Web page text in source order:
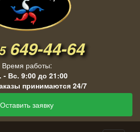
649-44-64
Время работы:
- Вс. 9:00 до 21:00
принимаются 24/7
Оставить заявку